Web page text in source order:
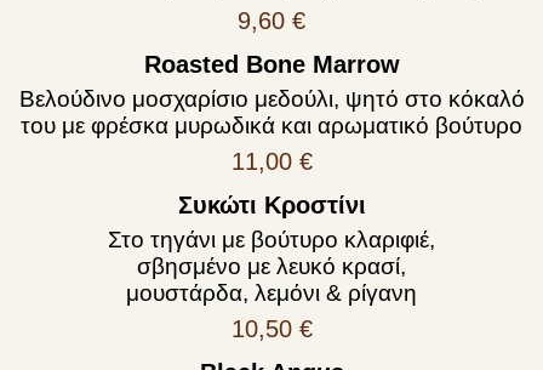
9,60 €
Roasted Bone Marrow
Βελούδινο μοσχαρίσιο μεδούλι, ψητό στο κόκαλό
του με φρέσκα μυρωδικά και αρωματικό βούτυρο
11,00 €
Συκώτι Κροστίνι
Στο τηγάνι με βούτυρο κλαριφιέ,
σβησμένο με λευκό κρασί,
μουστάρδα, λεμόνι & ρίγανη
10,50 €